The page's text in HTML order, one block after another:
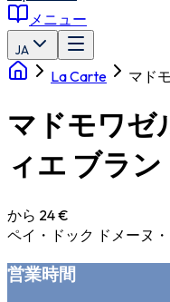
メニュー
JA
La Carte マド
マドモワゼ
ィエ ブラン
から 24 €
ペイ・ドック ドメーヌ
営業時間